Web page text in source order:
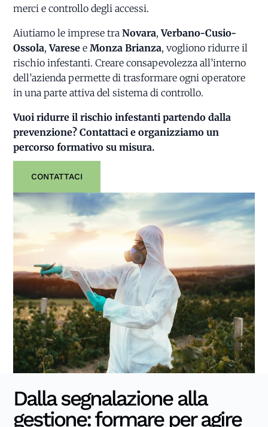
merci e controllo degli accessi.
Aiutiamo le imprese traNovara,Verbano-Cusio-
Ossola,VareseeMonza Brianza, vogliono ridurre il
rischio infestanti. Creare consapevolezza all’interno
dell’azienda permette di trasformare ogni operatore
in una parte attiva del sistema di controllo.
Vuoi ridurre il rischio infestanti partendo dalla
prevenzione? Contattaci e organizziamo un
percorso formativo su misura.
CONTATTACI
Dalla segnalazione alla
gestione: formare per agire